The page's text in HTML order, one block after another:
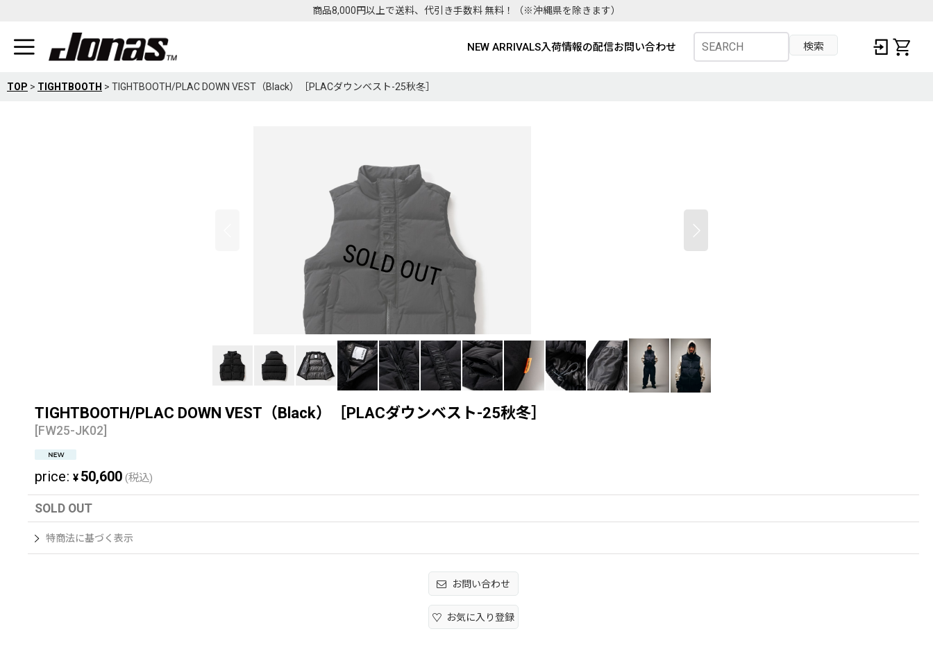
商品8,000円以上で送料、代引き手数料 無料！ （※沖縄県を除きます）
NEW ARRIVALS入荷情報の配信お問い合わせ 検索
TOP > TIGHTBOOTH > TIGHTBOOTH/PLAC DOWN VEST（Black）［PLACダウンベスト-25秋冬］
TIGHTBOOTH/PLAC DOWN VEST（Black）［PLACダウンベスト-25秋冬］
[FW25-JK02]
price: ¥ 50,600 (税込)
SOLD OUT
特商法に基づく表示
お問い合わせ
お気に入り登録